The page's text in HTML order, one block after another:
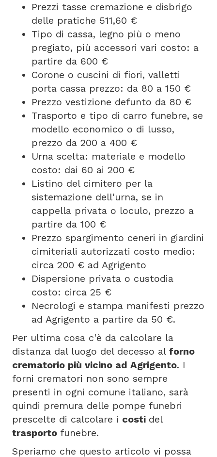
Prezzi tasse cremazione e disbrigo
delle pratiche 511,60 €
Tipo di cassa, legno più o meno
pregiato, più accessori vari costo: a
partire da 600 €
Corone o cuscini di fiori, valletti
porta cassa prezzo: da 80 a 150 €
Prezzo vestizione defunto da 80 €
Trasporto e tipo di carro funebre, se
modello economico o di lusso,
prezzo da 200 a 400 €
Urna scelta: materiale e modello
costo: dai 60 ai 200 €
Listino del cimitero per la
sistemazione dell'urna, se in
cappella privata o loculo, prezzo a
partire da 100 €
Prezzo spargimento ceneri in giardini
cimiteriali autorizzati costo medio:
circa 200 € ad Agrigento
Dispersione privata o custodia
costo: circa 25 €
Necrologi e stampa manifesti prezzo
ad Agrigento a partire da 50 €.
Per ultima cosa c'è da calcolare la
distanza dal luogo del decesso al forno
crematorio più vicino ad Agrigento. I
forni crematori non sono sempre
presenti in ogni comune italiano, sarà
quindi premura delle pompe funebri
prescelte di calcolare i costi del
trasporto funebre.
Speriamo che questo articolo vi possa